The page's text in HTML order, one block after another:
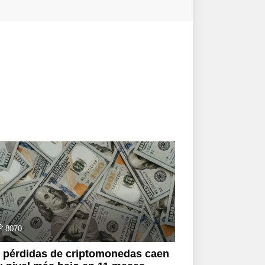
8070
pérdidas de criptomonedas caen